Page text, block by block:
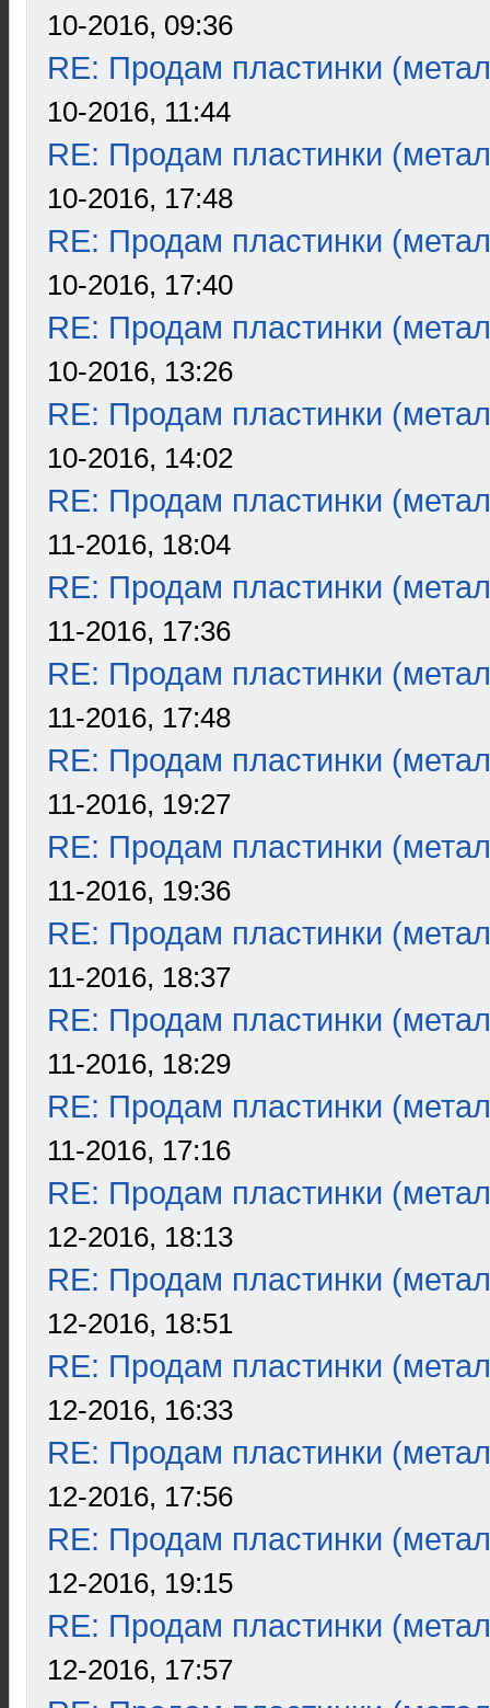
10-2016, 09:36
RE: Продам пластинки
10-2016, 11:44
RE: Продам пластинки
10-2016, 17:48
RE: Продам пластинки
10-2016, 17:40
RE: Продам пластинки
10-2016, 13:26
RE: Продам пластинки
10-2016, 14:02
RE: Продам пластинки
11-2016, 18:04
RE: Продам пластинки
11-2016, 17:36
RE: Продам пластинки
11-2016, 17:48
RE: Продам пластинки
11-2016, 19:27
RE: Продам пластинки
11-2016, 19:36
RE: Продам пластинки
11-2016, 18:37
RE: Продам пластинки
11-2016, 18:29
RE: Продам пластинки
11-2016, 17:16
RE: Продам пластинки
12-2016, 18:13
RE: Продам пластинки
12-2016, 18:51
RE: Продам пластинки
12-2016, 16:33
RE: Продам пластинки
12-2016, 17:56
RE: Продам пластинки
12-2016, 19:15
RE: Продам пластинки
12-2016, 17:57